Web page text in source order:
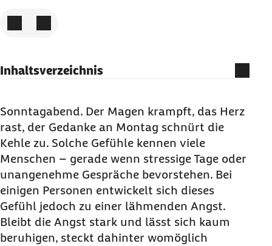
Inhaltsverzeichnis
Woher kommt die Angst vor Arbeit?
Wie macht sich Angst vor Arbeit bemerkbar?
Welche Wege aus der Angst vor Arbeit gibt es?
Hilfe holen – ein sinnvoller Anfang
Sonntagabend. Der Magen krampft, das Herz
rast, der Gedanke an Montag schnürt die
Kehle zu. Solche Gefühle kennen viele
Menschen – gerade wenn stressige Tage oder
unangenehme Gespräche bevorstehen. Bei
einigen Personen entwickelt sich dieses
Gefühl jedoch zu einer lähmenden Angst.
Bleibt die Angst stark und lässt sich kaum
beruhigen, steckt dahinter womöglich